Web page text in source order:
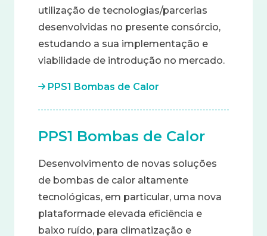
utilização de tecnologias/parcerias
desenvolvidas no presente consórcio,
estudando a sua implementação e
viabilidade de introdução no mercado.
PPS1 Bombas de Calor
PPS1 Bombas de Calor
Desenvolvimento de novas soluções
de bombas de calor altamente
tecnológicas, em particular, uma nova
plataformade elevada eficiência e
baixo ruído, para climatização e